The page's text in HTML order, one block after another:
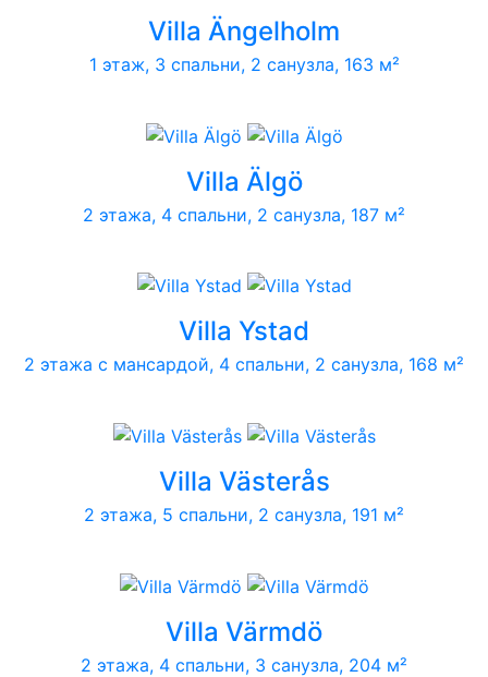
Villa Ängelholm
1 этаж, 3 спальни, 2 санузла, 163 м²
Villa Älgö
2 этажа, 4 спальни, 2 санузла, 187 м²
Villa Ystad
2 этажа с мансардой, 4 спальни, 2 санузла, 168 м²
Villa Västerås
2 этажа, 5 спальни, 2 санузла, 191 м²
Villa Värmdö
2 этажа, 4 спальни, 3 санузла, 204 м²